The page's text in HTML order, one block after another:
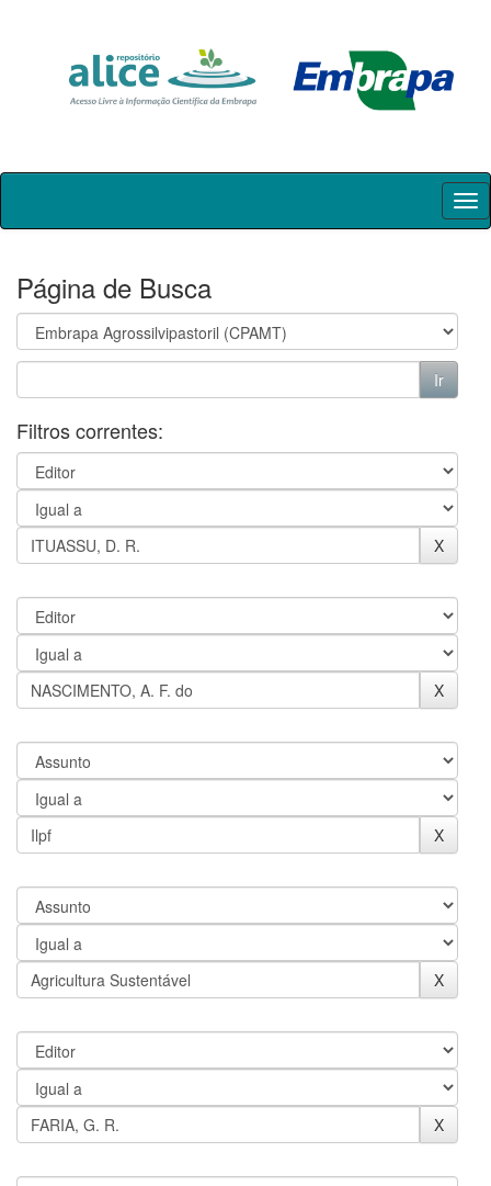
Skip
Página de Busca
Filtros correntes: